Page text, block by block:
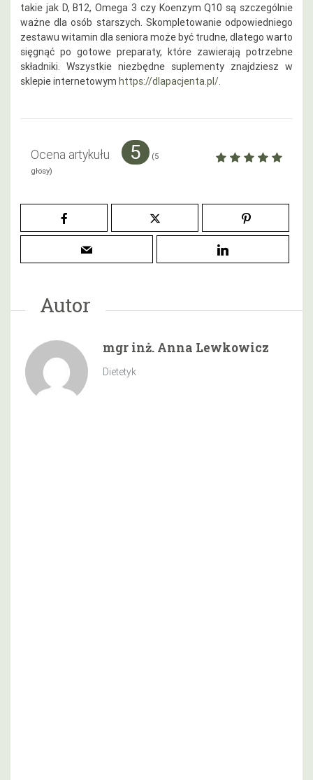
takie jak D, B12, Omega 3 czy Koenzym Q10 są szczególnie
ważne dla osób starszych. Skompletowanie odpowiedniego
zestawu witamin dla seniora może być trudne, dlatego warto
sięgnąć po gotowe preparaty, które zawierają potrzebne
składniki. Wszystkie niezbędne suplementy znajdziesz w
sklepie internetowym https://dlapacjenta.pl/.
Ocena artykułu 5 (5
głosy)
Autor
mgr inż. Anna Lewkowicz
Dietetyk